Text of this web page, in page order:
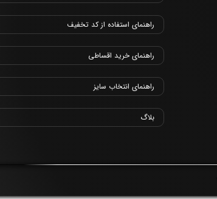
راهنمای استفاده از کد تخفیف
راهنمای خرید اقساطی
راهنمای انتخاب سایز
بلاگ